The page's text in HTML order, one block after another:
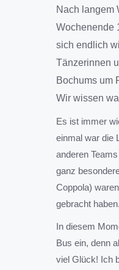
Nach langem
Wochenende
sich endlich
Tänzerinnen
Bochums um
Wir wissen
Es ist immer
einmal war die
anderen
ganz
Coppola)
gebracht haben.
In diesem
Bus ein, denn
viel Glück! Ich